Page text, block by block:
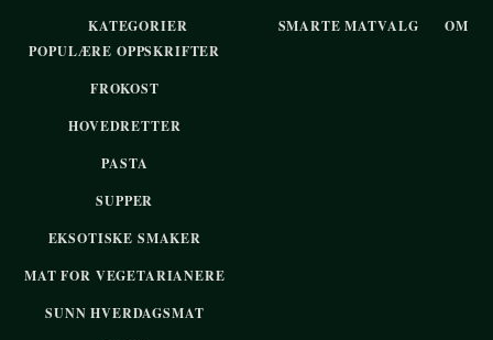
KATEGORIER
POPULÆRE OPPSKRIFTER
FROKOST
HOVEDRETTER
PASTA
SUPPER
EKSOTISKE SMAKER
MAT FOR VEGETARIANERE
SUNN HVERDAGSMAT
SMARTE MATVALG OM